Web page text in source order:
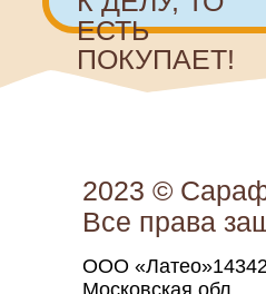
ООО
2023 ©
Все права